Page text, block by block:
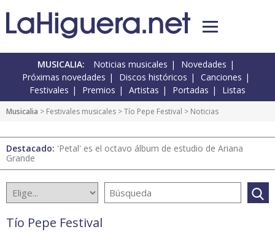
MUSICALIA: Noticias musicales
Novedades
Próximas novedades
Discos históricos
Canciones
Festivales
Premios Artistas Portadas Listas
Musicalia > Festivales musicales >Tío Pepe Festival > Noticias
Destacado: 'Petal' es el octavo álbum de estudio de Ariana
Grande
Tío Pepe Festival